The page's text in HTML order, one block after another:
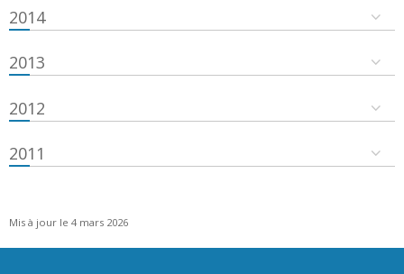
2014
2013
2012
2011
Mis à jour le 4 mars 2026